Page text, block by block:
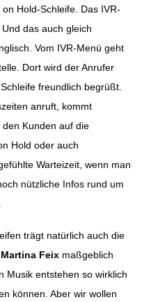
Hold-Schleife. Das IVR-
das auch gleich
Vom IVR-Menü geht
Dort wird der Anrufer
freundlich begrüßt.
anruft, kommt
Kunden auf die
Hold oder auch
Warteizeit, wenn man
nützliche Infos rund um
trägt natürlich auch die
Martina Feix maßgeblich
Musik entstehen so wirklich
können. Aber wir wollen